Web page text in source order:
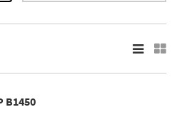
(5)
B1450